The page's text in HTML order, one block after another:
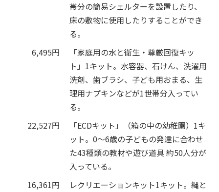
帯分の簡易シェルターを設置したり、
床の敷物に使用したりすることができ
る。
6,495円
「家庭用の水と衛生・尊厳回復キッ
ト」1キット。水容器、石けん、洗濯用
洗剤、歯ブラシ、子ども用おまる、生
理用ナプキンなどが1世帯分入ってい
る。
22,527円
「ECDキット」（箱の中の幼稚園）1キ
ット。0～6歳の子どもの発達に合わせ
た43種類の教材や遊び道具 約50人分が
入っている。
16,361円
レクリエーションキット1キット。縄と